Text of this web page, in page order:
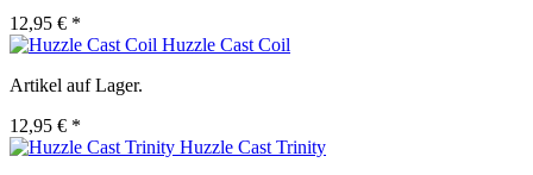
12,95 € *
Huzzle Cast Coil
Artikel auf Lager.
12,95 € *
Huzzle Cast Trinity